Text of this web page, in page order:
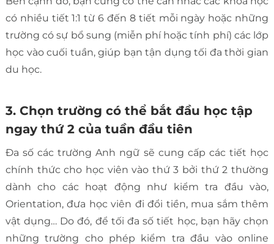
có nhiều tiết 1:1 từ 6 đến 8 tiết mỗi ngày hoặc những
trường có sự bổ sung (miễn phí hoặc tính phí) các lớp
học vào cuối tuần, giúp bạn tận dụng tối đa thời gian
du học.
3. Chọn trường có thể bắt đầu học tập
ngay thứ 2 của tuần đầu tiên
Đa số các trường Anh ngữ sẽ cung cấp các tiết học
chính thức cho học viên vào thứ 3 bởi thứ 2 thường
dành cho các hoạt động như kiểm tra đầu vào,
Orientation, đưa học viên đi đổi tiền, mua sắm thêm
vật dụng… Do đó, để tối đa số tiết học, bạn hãy chọn
những trường cho phép kiểm tra đầu vào online